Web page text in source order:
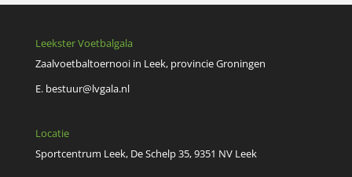
Leekster Voetbalgala
Zaalvoetbaltoernooi in Leek, provincie Groningen
E. bestuur@lvgala.nl
Locatie
Sportcentrum Leek, De Schelp 35, 9351 NV Leek